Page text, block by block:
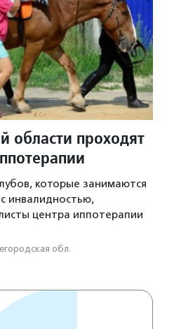
области проходят
которые занимаются
инвалидностью,
центра иппотерапии
обл.